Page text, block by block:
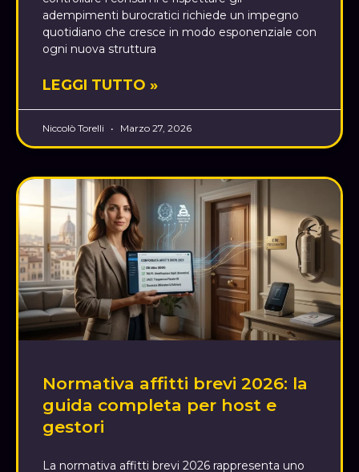
adempimenti burocratici richiede un impegno
quotidiano che cresce in modo esponenziale con
ogni nuova struttura
LEGGI TUTTO »
Niccolò Torelli Marzo 27, 2026
Normativa affitti brevi 2026: la
guida completa per host e
gestori
La normativa affitti brevi 2026 rappresenta uno